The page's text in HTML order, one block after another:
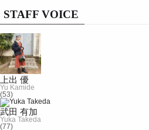
STAFF VOICE
上出 優
Yu Kamide
(53)
武田 有加
Yuka Takeda
(77)